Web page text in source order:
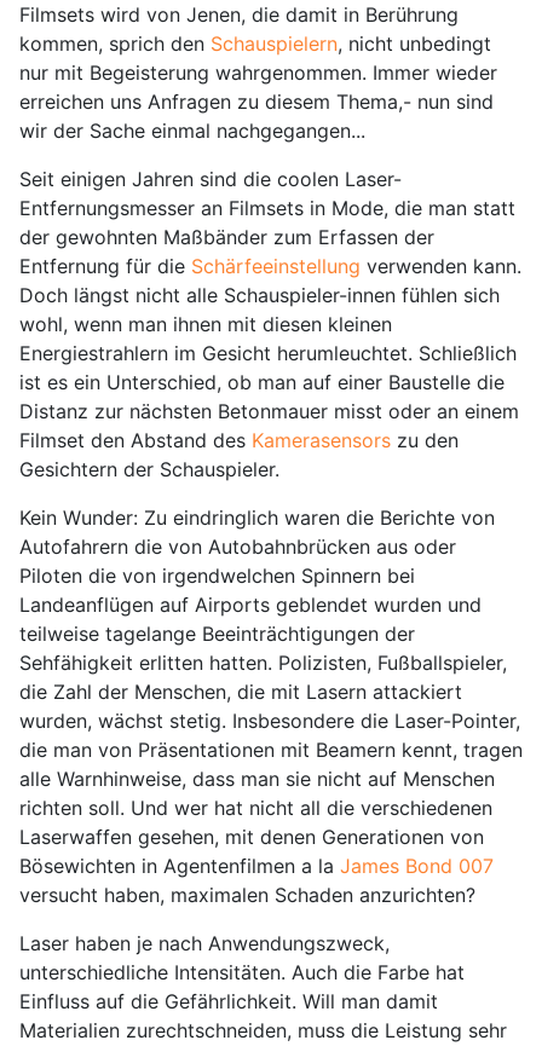
Filmsets wird von Jenen, die damit in Berührung
kommen, sprich den Schauspielern, nicht unbedingt
nur mit Begeisterung wahrgenommen. Immer wieder
erreichen uns Anfragen zu diesem Thema,- nun sind
wir der Sache einmal nachgegangen...
Seit einigen Jahren sind die coolen Laser-
Entfernungsmesser an Filmsets in Mode, die man statt
der gewohnten Maßbänder zum Erfassen der
Entfernung für die Schärfeeinstellung verwenden kann.
Doch längst nicht alle Schauspieler-innen fühlen sich
wohl, wenn man ihnen mit diesen kleinen
Energiestrahlern im Gesicht herumleuchtet. Schließlich
ist es ein Unterschied, ob man auf einer Baustelle die
Distanz zur nächsten Betonmauer misst oder an einem
Filmset den Abstand des Kamerasensors zu den
Gesichtern der Schauspieler.
Kein Wunder: Zu eindringlich waren die Berichte von
Autofahrern die von Autobahnbrücken aus oder
Piloten die von irgendwelchen Spinnern bei
Landeanflügen auf Airports geblendet wurden und
teilweise tagelange Beeinträchtigungen der
Sehfähigkeit erlitten hatten. Polizisten, Fußballspieler,
die Zahl der Menschen, die mit Lasern attackiert
wurden, wächst stetig. Insbesondere die Laser-Pointer,
die man von Präsentationen mit Beamern kennt, tragen
alle Warnhinweise, dass man sie nicht auf Menschen
richten soll. Und wer hat nicht all die verschiedenen
Laserwaffen gesehen, mit denen Generationen von
Bösewichten in Agentenfilmen a la James Bond 007
versucht haben, maximalen Schaden anzurichten?
Laser haben je nach Anwendungszweck,
unterschiedliche Intensitäten. Auch die Farbe hat
Einfluss auf die Gefährlichkeit. Will man damit
Materialien zurechtschneiden, muss die Leistung sehr